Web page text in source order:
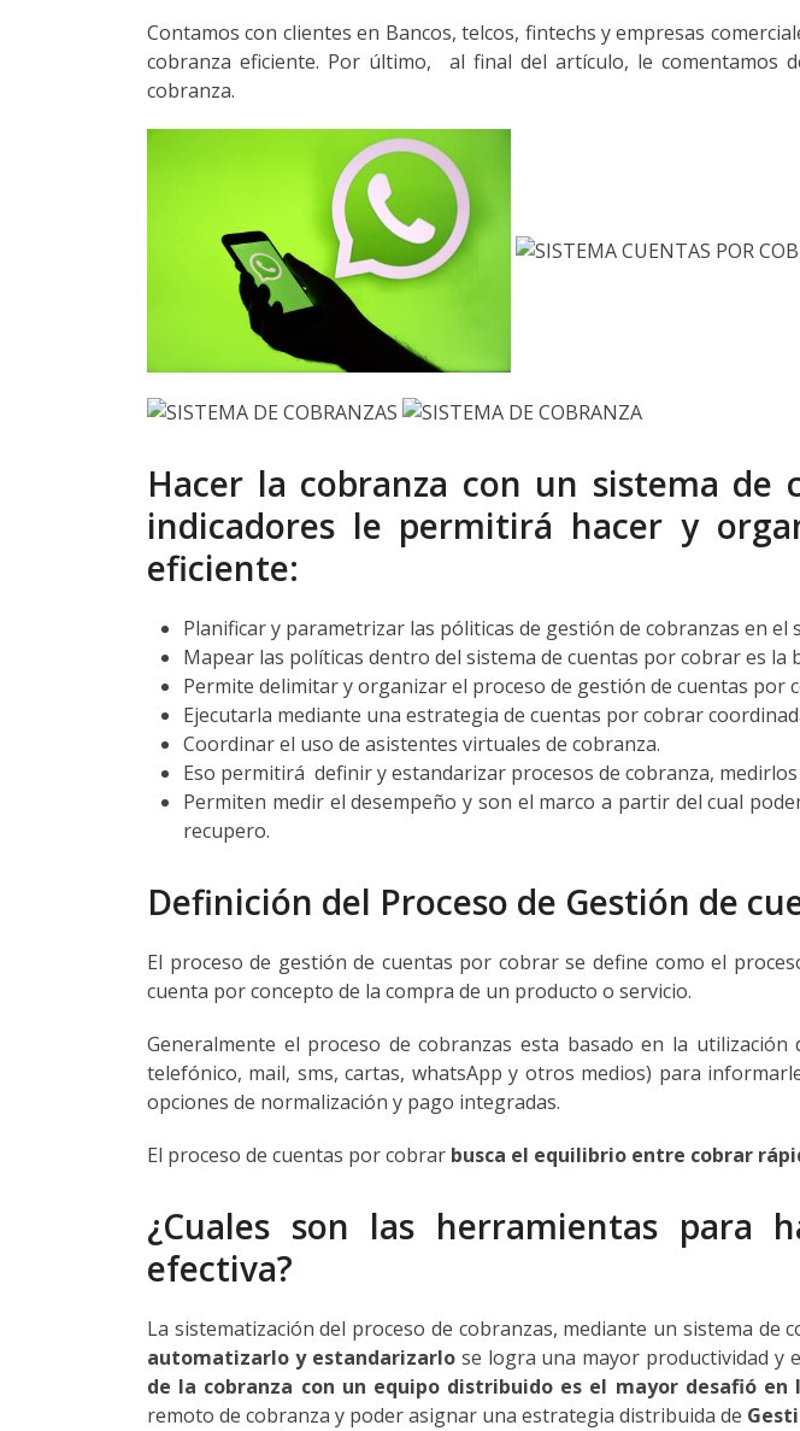
Contamos con clientes en Bancos, telcos, fintechs y empresas
cobranza eficiente. Por último, al final del artículo, le
cobranza.
Hacer la cobranza con un sistema
indicadores le permitirá hacer y
eficiente:
Planificar y parametrizar las póliticas de gestión de cobranzas en el
Mapear las políticas dentro del sistema de cuentas por cobrar es la
Permite delimitar y organizar el proceso de gestión de cuentas por
Ejecutarla mediante una estrategia de cuentas por cobrar
Coordinar el uso de asistentes virtuales de cobranza.
Eso permitirá definir y estandarizar procesos de cobranza,
Permiten medir el desempeño y son el marco a partir del cual
recupero.
Definición del Proceso de Gestión de
El proceso de gestión de cuentas por cobrar se define como el
cuenta por concepto de la compra de un producto o servicio.
Generalmente el proceso de cobranzas esta basado en la
telefónico, mail, sms, cartas, whatsApp y otros medios) para
opciones de normalización y pago integradas.
El proceso de cuentas por cobrar busca el equilibrio entre cobrar
¿Cuales son las herramientas para
efectiva?
La sistematización del proceso de cobranzas, mediante un sistema
automatizarlo y estandarizarlose logra una mayor productividad y
de la cobranza con un equipo distribuido es el mayor desafió en
remoto de cobranza y poder asignar una estrategia distribuida de